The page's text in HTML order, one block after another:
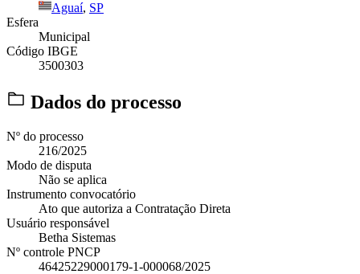
Aguaí, SP
Esfera
Municipal
Código IBGE
3500303
Dados do processo
Nº do processo
216/2025
Modo de disputa
Não se aplica
Instrumento convocatório
Ato que autoriza a Contratação Direta
Usuário responsável
Betha Sistemas
Nº controle PNCP
46425229000179-1-000068/2025